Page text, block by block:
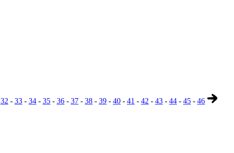
32 - 33 - 34 - 35 - 36 - 37 - 38 - 39 - 40 - 41 - 42 - 43 - 44 - 45 - 46